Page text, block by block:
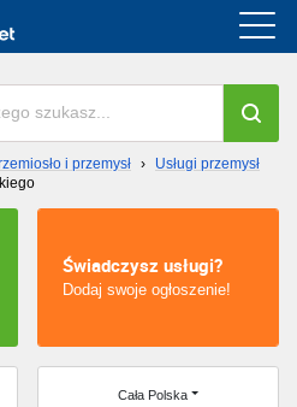
i przemysł ›
Usługi przemysł
Świadczysz usługi?
Dodaj swoje ogłoszenie!
Cała Polska